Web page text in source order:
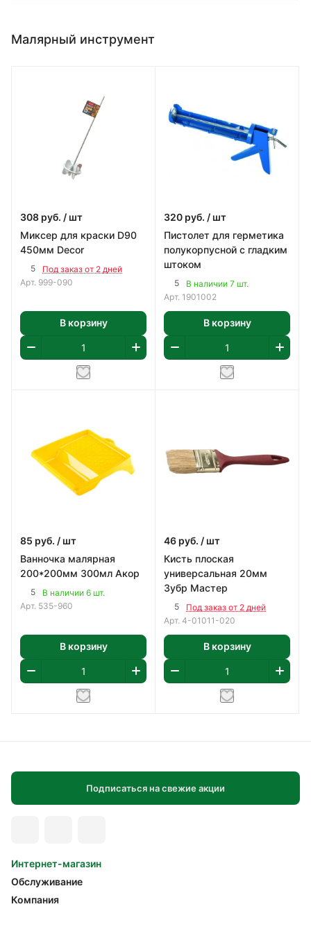
Малярный инструмент
308 руб. / шт
Миксер для краски D90
450мм Decor
5
Под заказ от 2 дней
Арт. 999-090
В корзину
320 руб. / шт
Пистолет для герметика
полукорпусной с гладким
штоком
5
В наличии 7 шт.
Арт. 1901002
В корзину
85 руб. / шт
Ванночка малярная
200*200мм 300мл Акор
5
В наличии 6 шт.
Арт. 535-960
В корзину
46 руб. / шт
Кисть плоская
универсальная 20мм
Зубр Мастер
5
Под заказ от 2 дней
Арт. 4-01011-020
В корзину
Подписаться на свежие акции
Интернет-магазин
Обслуживание
Компания